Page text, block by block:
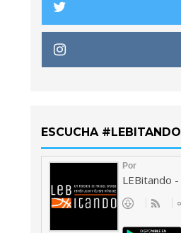
ESCUCHA #LEBITANDO